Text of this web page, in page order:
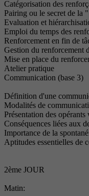
Catégorisation des
Pairing ou le secret de la
Evaluation et
Emploi du temps des
Renforcement en fin de
Gestion du renforcement
Mise en place du
Atelier pratique
Communication (base 3)
Définition d'une
Modalités de
Présentation des
Conséquences liées aux
Importance de la
Aptitudes essentielles de
2ème JOUR
Matin: